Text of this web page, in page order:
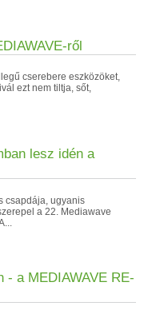
ről
cserebere eszközöket,
ezt nem tiltja, sőt,
lesz idén a
csapdája, ugyanis
a 22. Mediawave
- a MEDIAWAVE RE-